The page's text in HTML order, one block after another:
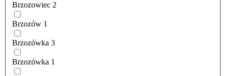
Brzozowiec 2
Brzozów 1
Brzozówka 3
Brzozówka 1